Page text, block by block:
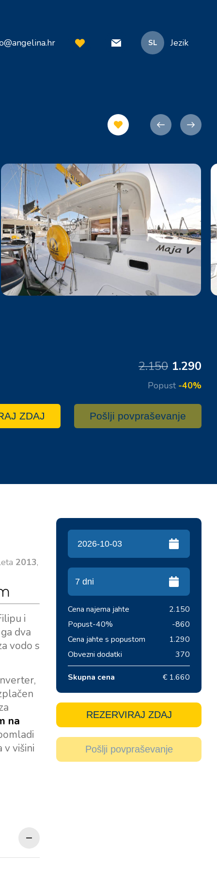
SL Jezik
2.150 1.290
Popust -40%
ZDAJ Pošlji povpraševanje
2013,
i
dva
vodo s
na
v višini
Cena najema jahte
2.150
Popust-40%
-860
Cena jahte s popustom
1.290
Obvezni dodatki
370
Skupna cena € 1.660
REZERVIRAJ ZDAJ
Pošlji povpraševanje